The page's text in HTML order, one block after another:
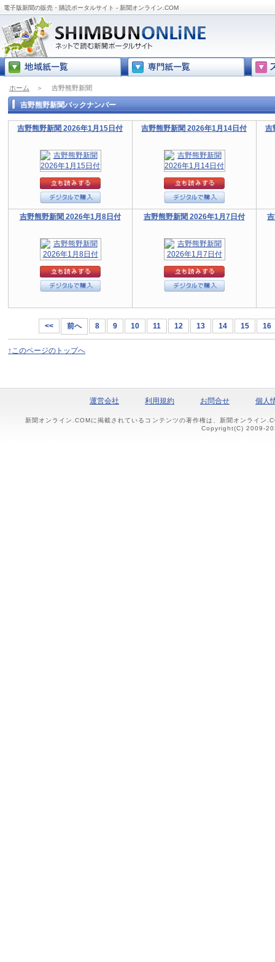
電子版新聞の販売・購読ポータルサイト - 新聞オンライン.COM
ホーム ＞ 吉野熊野新聞
吉野熊野新聞バックナンバー
吉野熊野新聞 2026年1月15日付 吉野熊野新聞 2026年1月14日付 吉
吉野熊野新聞 2026年1月8日付 吉野熊野新聞 2026年1月7日付
<< 前へ 8 9 10 11 12 13 14 15 16
↑このページのトップへ
運営会社 利用規約 お問合せ 個人
新聞オンライン.COMに掲載されているコンテンツの著作権は、新聞オンライン
Copyright(C) 2009-